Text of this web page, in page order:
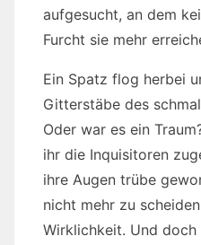
aufgesucht, an dem
Furcht sie mehr
Ein Spatz flog herbei
Gitterstäbe des
Oder war es ein
ihr die Inquisitoren
ihre Augen trübe
nicht mehr zu
Wirklichkeit. Und